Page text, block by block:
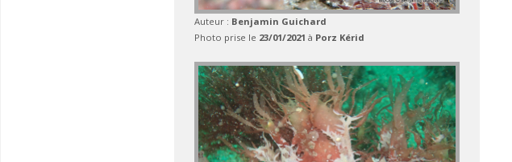
Auteur : Benjamin Guichard
Photo prise le 23/01/2021 à Porz Kérid